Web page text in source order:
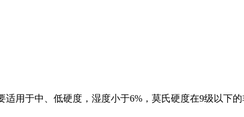
用于中、低硬度，湿度小于6%，莫氏硬度在9级以下